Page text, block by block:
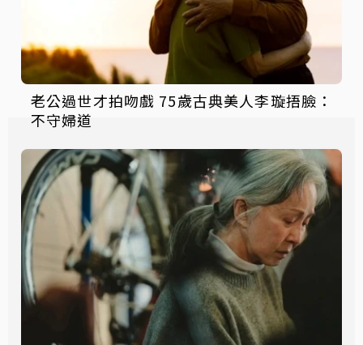
老公過世才拍吻戲 75歲古典美人李璇捂臉：
不守婦道